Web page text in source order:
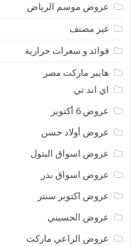
عروض موسم الرياض
غير مصنف
فوائد و سعرات حرارية
هايبر ماركت مصر
اي اند تي
عروض 6 أكتوبر
عروض أولاد حسن
عروض اسواق البتول
عروض اسواق بدر
عروض اكتوبر سنتر
عروض الحسيني
عروض الراعي ماركت